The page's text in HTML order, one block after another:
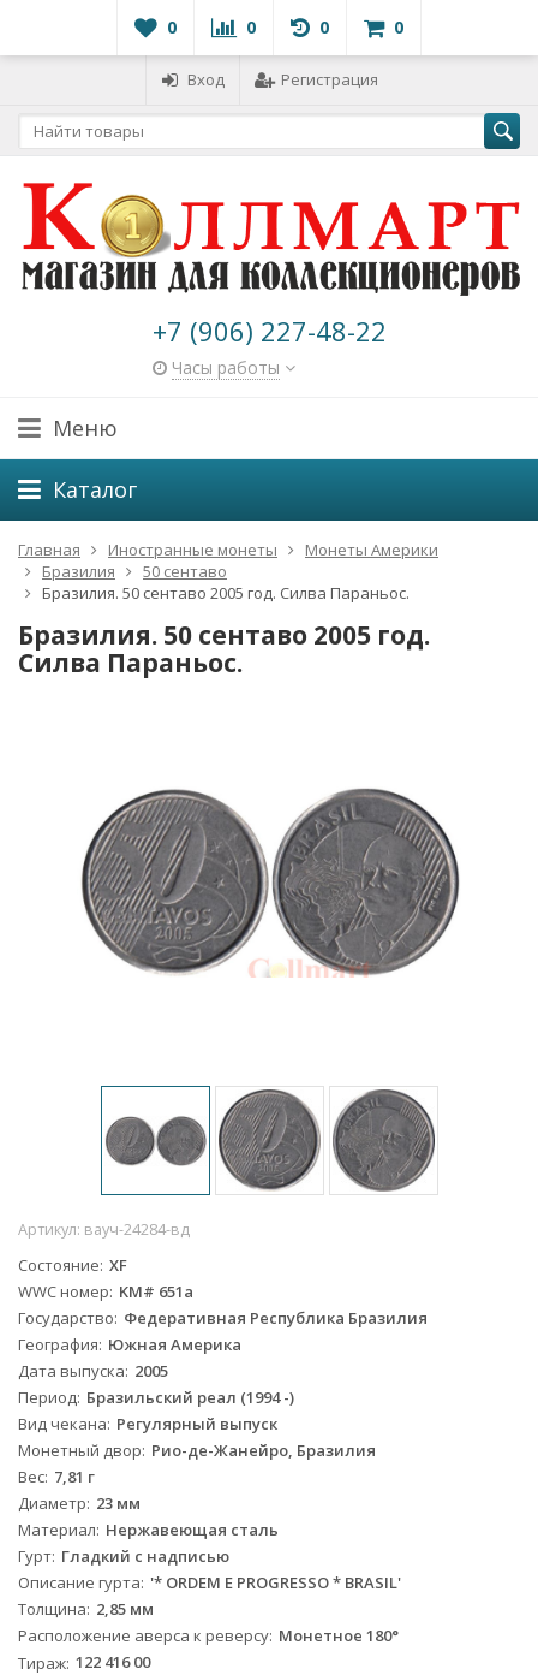
0 0 0 0
Вход Регистрация
+7 (906) 227-48-22
Часы работы
Меню
Каталог
Главная Иностранные монеты
Монеты Америки
Бразилия
50 сентаво
Бразилия. 50 сентаво 2005 год. Силва Параньос.
Бразилия. 50 сентаво 2005 год.
Силва Параньос.
Артикул: вауч-24284-вд
Состояние XF
WWC номер KM# 651а
Государство Федеративная Республика Бразилия
География Южная Америка
Дата выпуска 2005
Период Бразильский реал (1994 -)
Вид чекана Регулярный выпуск
Монетный двор Рио-де-Жанейро, Бразилия
Вес 7,81 г
Диаметр 23 мм
Материал Нержавеющая сталь
Гурт Гладкий с надписью
Описание гурта '* ORDEM E PROGRESSO * BRASIL'
Толщина 2,85 мм
Расположение аверса к реверсу Монетное 180°
Тираж 122 416 00